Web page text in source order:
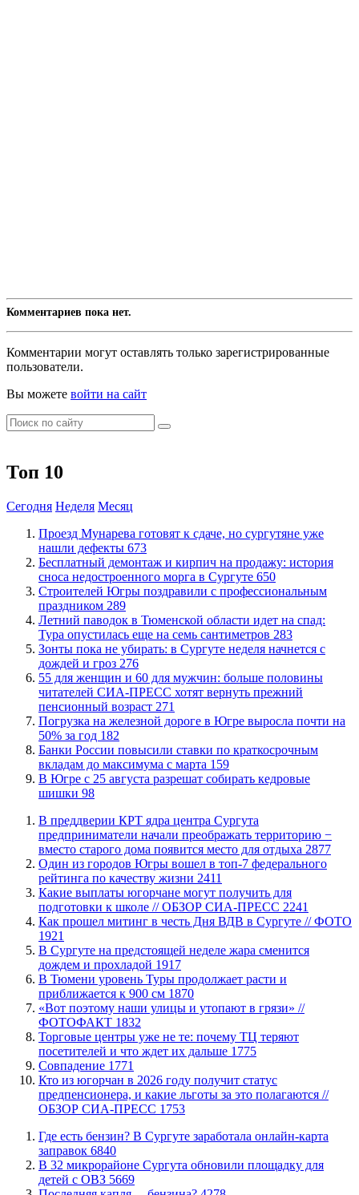
Комментариев пока нет.
Комментарии могут оставлять только зарегистрированные
пользователи.
Вы можете войти на сайт
Топ 10
Сегодня Неделя Месяц
​Проезд Мунарева готовят к сдаче, но сургутяне уже
нашли дефекты 673
​Бесплатный демонтаж и кирпич на продажу: история
сноса недостроенного морга в Сургуте 650
​Строителей Югры поздравили с профессиональным
праздником 289
​Летний паводок в Тюменской области идет на спад:
Тура опустилась еще на семь сантиметров 283
​Зонты пока не убирать: в Сургуте неделя начнется с
дождей и гроз 276
​55 для женщин и 60 для мужчин: больше половины
читателей СИА-ПРЕСС хотят вернуть прежний
пенсионный возраст 271
​Погрузка на железной дороге в Югре выросла почти на
50% за год 182
​Банки России повысили ставки по краткосрочным
вкладам до максимума с марта 159
​В Югре с 25 августа разрешат собирать кедровые
шишки 98
​В преддверии КРТ ядра центра Сургута
предприниматели начали преображать территорию −
вместо старого дома появится место для отдыха 2877
Один из городов Югры вошел в топ-7 федерального
рейтинга по качеству жизни 2411
Какие выплаты югорчане могут получить для
подготовки к школе // ОБЗОР СИА-ПРЕСС 2241
Как прошел митинг в честь Дня ВДВ в Сургуте // ФОТО
1921
В Сургуте на предстоящей неделе жара сменится
дождем и прохладой 1917
В Тюмени уровень Туры продолжает расти и
приближается к 900 см 1870
«Вот поэтому наши улицы и утопают в грязи» //
ФОТОФАКТ 1832
Торговые центры уже не те: почему ТЦ теряют
посетителей и что ждет их дальше 1775
​Совпадение 1771
Кто из югорчан в 2026 году получит статус
предпенсионера, и какие льготы за это полагаются //
ОБЗОР СИА-ПРЕСС 1753
​Где есть бензин? В Сургуте заработала онлайн-карта
заправок 6840
В 32 микрорайоне Сургута обновили площадку для
детей с ОВЗ 5669